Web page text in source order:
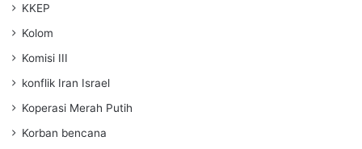
KKEP
Kolom
Komisi III
konflik Iran Israel
Koperasi Merah Putih
Korban bencana